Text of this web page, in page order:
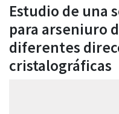
Estudio de una
para arseniuro
diferentes
cristalográficas